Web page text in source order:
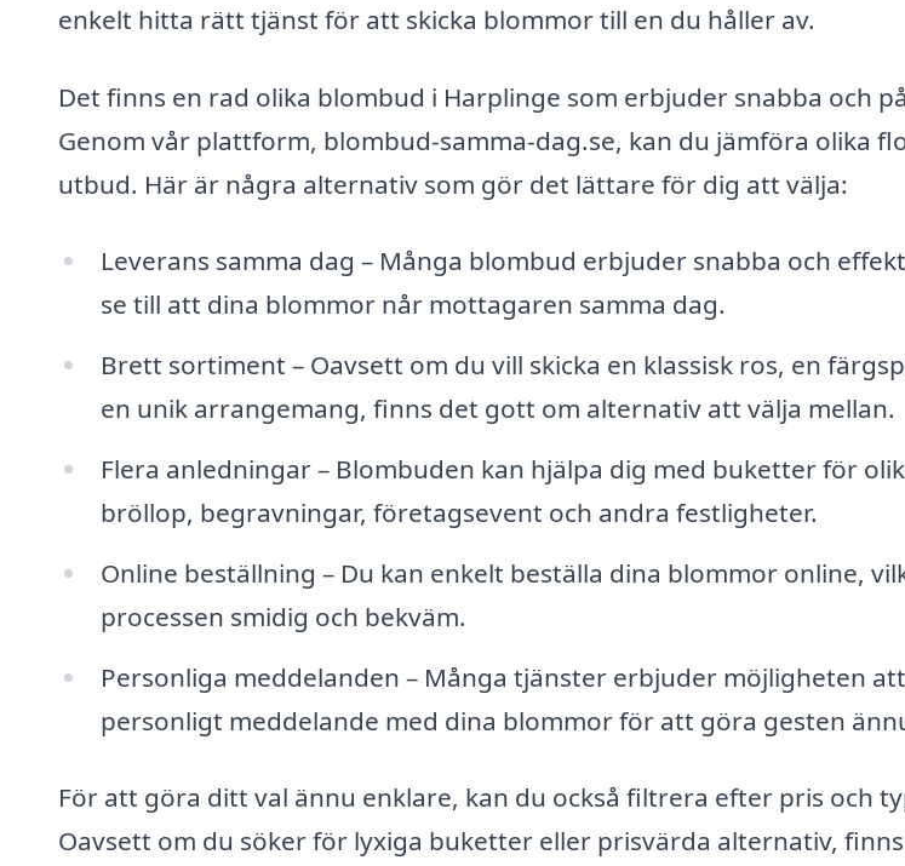
enkelt hitta rätt tjänst för att skicka blommor till en du håller av.
Det finns en rad olika blombud i Harplinge som erbjuder snabba och
Genom vår plattform, blombud-samma-dag.se, kan du jämföra olika
utbud. Här är några alternativ som gör det lättare för dig att välja:
Leverans samma dag – Många blombud erbjuder snabba och
se till att dina blommor når mottagaren samma dag.
Brett sortiment – Oavsett om du vill skicka en klassisk ros, en
en unik arrangemang, finns det gott om alternativ att välja mellan.
Flera anledningar – Blombuden kan hjälpa dig med buketter för
bröllop, begravningar, företagsevent och andra festligheter.
Online beställning – Du kan enkelt beställa dina blommor online,
processen smidig och bekväm.
Personliga meddelanden – Många tjänster erbjuder möjligheten
personligt meddelande med dina blommor för att göra gesten
För att göra ditt val ännu enklare, kan du också filtrera efter pris och
Oavsett om du söker för lyxiga buketter eller prisvärda alternativ,